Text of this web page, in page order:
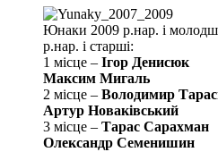
Юнаки 2009 р.нар. і
р.нар. і старші:
1 місце – Ігор
Максим Мигаль
2 місце – Володимир
Артур Новаківський
3 місце – Тарас
Олександр Семенишин